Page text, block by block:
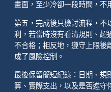
畫面，至少冷卻一段時間，不
第五，完成後只檢討流程，不
利，若當時沒有看清規則、超
不合格；相反地，遵守上限後
成了風險控制。
最後保留簡短紀錄：日期、規
算、實際支出，以及是否遵守